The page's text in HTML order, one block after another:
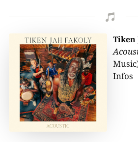

Tiken
Infos